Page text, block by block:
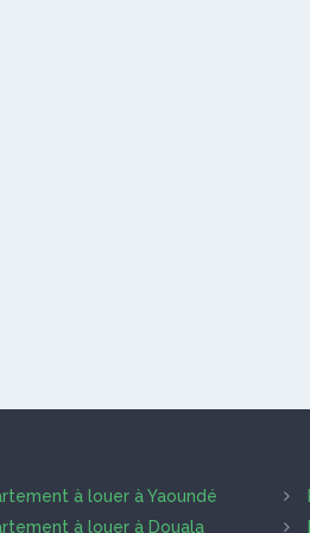
à louer à Yaoundé
à louer à Douala